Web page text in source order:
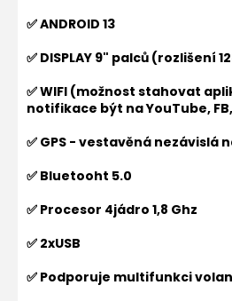
✅ ANDROID 13
✅ DISPLAY 9" palců (rozlišení
✅ WIFI (možnost stahovat
notifikace být na YouTube,
✅ GPS - vestavěná nezávislá
✅ Bluetooht 5.0
✅ Procesor 4jádro 1,8 Ghz
✅ 2xUSB
✅ Podporuje multifunkci